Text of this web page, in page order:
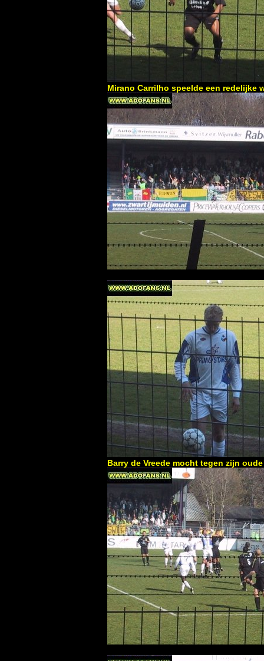
Mirano Carrilho speelde een redelijke
Barry de Vreede mocht tegen zijn